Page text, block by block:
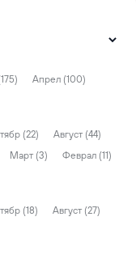
Апрел (100)
(22)
Август (44)
Март (3)
Феврал (11)
(18)
Август (27)